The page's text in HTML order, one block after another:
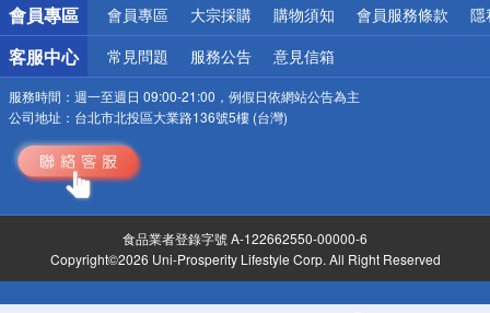
會員專區 會員專區 大宗採購 購物須知 會員服務條款 隱
客服中心 常見問題 服務公告 意見信箱
服務時間： 週一至週日 09:00-21:00，例假日依網站公告為主
公司地址： 台北市北投區大業路136號5樓 (台灣)
食品業者登錄字號 A-122662550-00000-6
Copyright©2026 Uni-Prosperity Lifestyle Corp. All Right Reserved